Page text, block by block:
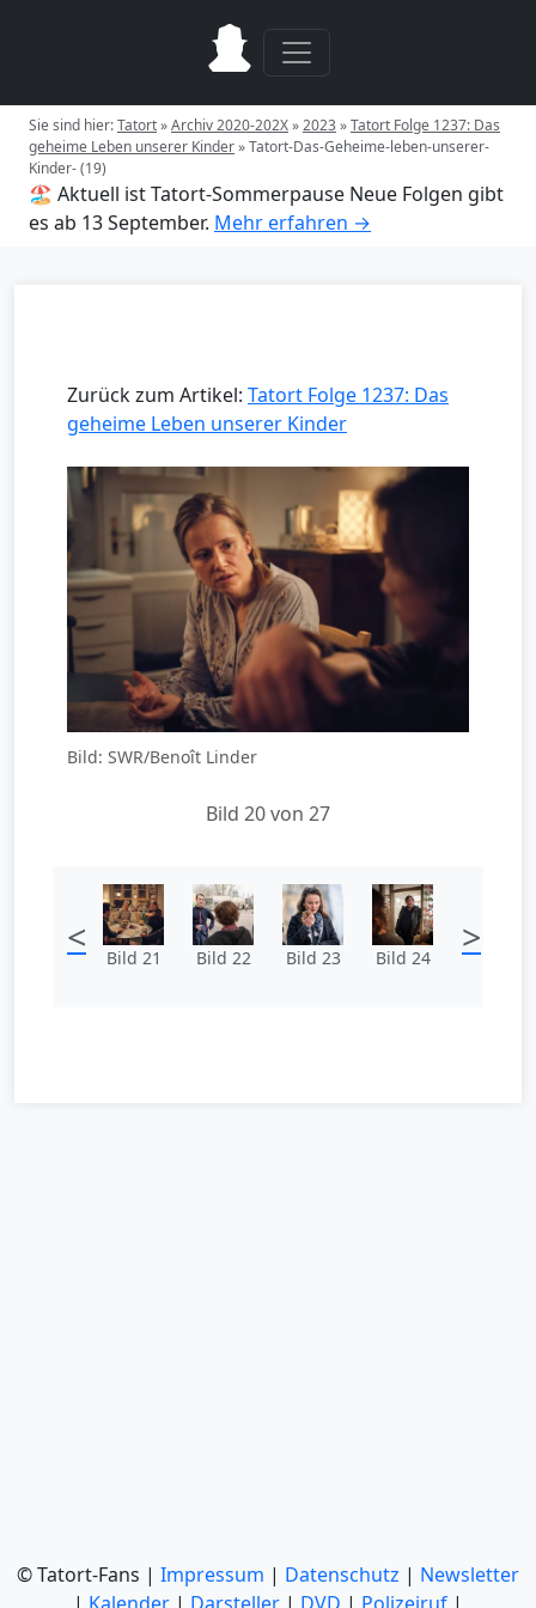
Sie sind hier:Tatort»Archiv 2020-202X»2023»Tatort Folge 1237: Das
geheime Leben unserer Kinder»Tatort-Das-Geheime-leben-unserer-
Kinder- (19)
🏖️ Aktuell ist Tatort-Sommerpause Neue Folgen gibt
es ab 13 September. Mehr erfahren →
Zurück zum Artikel: Tatort Folge 1237: Das
geheime Leben unserer Kinder
Bild: SWR/Benoît Linder
Bild 20 von 27
< Bild 21 Bild 22 Bild 23 Bild 24 >
© Tatort-Fans | Impressum | Datenschutz | Newsletter